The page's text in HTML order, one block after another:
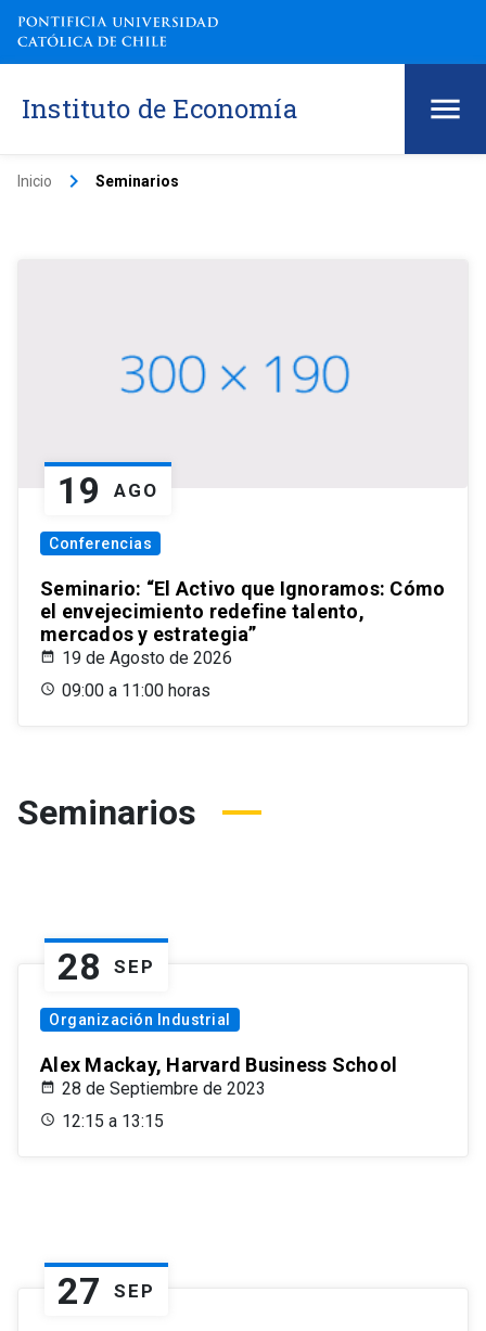
Instituto de Economía
Inicio keyboard_arrow_right Seminarios
19 AGO
Conferencias
Seminario: “El Activo que Ignoramos: Cómo
el envejecimiento redefine talento,
mercados y estrategia”
19 de Agosto de 2026
09:00 a 11:00 horas
Seminarios
28 SEP
Organización Industrial
Alex Mackay, Harvard Business School
28 de Septiembre de 2023
12:15 a 13:15
27 SEP